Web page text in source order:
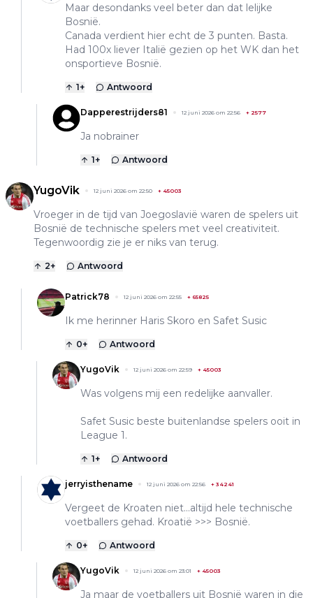
Maar desondanks veel beter dan dat lelijke
Bosnië.
Canada verdient hier echt de 3 punten. Basta.
Had 100x liever Italië gezien op het WK dan het
onsportieve Bosnië.
1+ Antwoord
Dapperestrijders81 12 juni 2026 om 22:56 + 2577
Ja nobrainer
1+ Antwoord
YugoVik 12 juni 2026 om 22:50 + 45003
Vroeger in de tijd van Joegoslavië waren de spelers uit
Bosnië de technische spelers met veel creativiteit.
Tegenwoordig zie je er niks van terug.
2+ Antwoord
Patrick78 12 juni 2026 om 22:55 + 65825
Ik me herinner Haris Skoro en Safet Susic
0+ Antwoord
YugoVik 12 juni 2026 om 22:59 + 45003
Was volgens mij een redelijke aanvaller.
Safet Susic beste buitenlandse spelers ooit in
League 1.
1+ Antwoord
jerryisthename 12 juni 2026 om 22:56 + 34241
Vergeet de Kroaten niet...altijd hele technische
voetballers gehad. Kroatië >>> Bosnië.
0+ Antwoord
YugoVik 12 juni 2026 om 23:01 + 45003
Ja maar de voetballers uit Bosnië waren in die